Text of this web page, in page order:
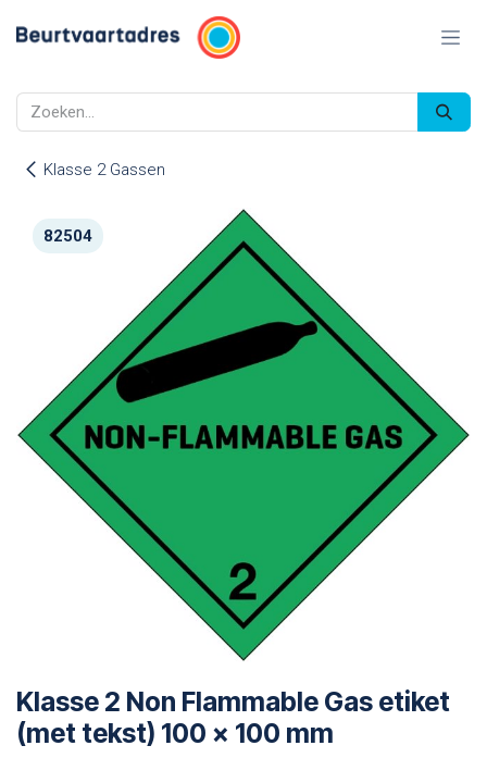
Klasse 2 Gassen
82504
Klasse 2 Non Flammable Gas etiket
(met tekst) 100 x 100 mm